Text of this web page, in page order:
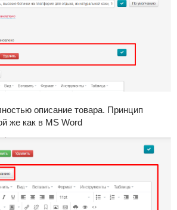
описание товара. Принцип
же как в MS Word